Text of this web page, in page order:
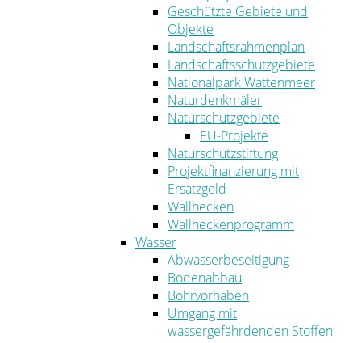
Geschützte Gebiete und
Objekte
Landschaftsrahmenplan
Landschaftsschutzgebiete
Nationalpark Wattenmeer
Naturdenkmäler
Naturschutzgebiete
EU-Projekte
Naturschutzstiftung
Projektfinanzierung mit
Ersatzgeld
Wallhecken
Wallheckenprogramm
Wasser
Abwasserbeseitigung
Bodenabbau
Bohrvorhaben
Umgang mit
wassergefährdenden Stoffen